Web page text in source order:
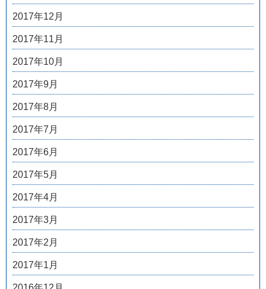
2017年12月
2017年11月
2017年10月
2017年9月
2017年8月
2017年7月
2017年6月
2017年5月
2017年4月
2017年3月
2017年2月
2017年1月